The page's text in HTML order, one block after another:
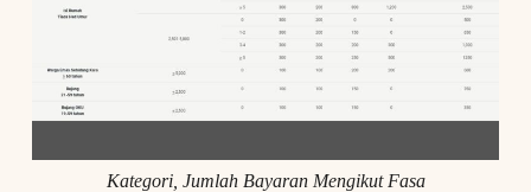
Kategori, Jumlah Bayaran Mengikut Fasa